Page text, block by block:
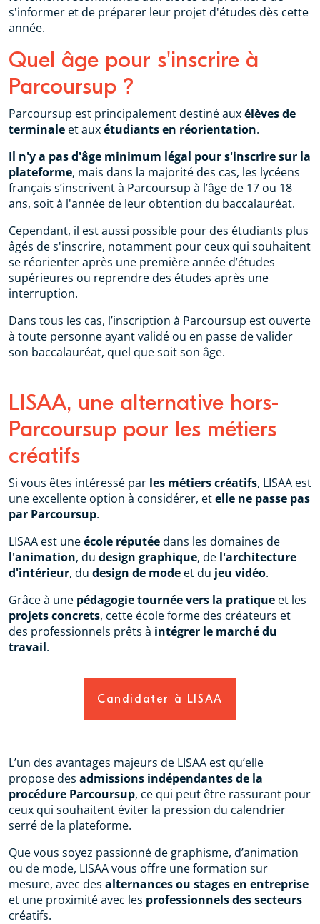
s'informer et de préparer leur projet d'études dès cette
année.
Quel âge pour s'inscrire à
Parcoursup ?
Parcoursup est principalement destiné auxélèves de
terminale et auxétudiants en réorientation.
Il n'y a pas d'âge minimum légal pour s'inscrire sur la
plateforme, mais dans la majorité des cas, les lycéens
français s’inscrivent à Parcoursup à l’âge de 17 ou 18
ans, soit à l'année de leur obtention du baccalauréat.
Cependant, il est aussi possible pour des étudiants plus
âgés de s'inscrire, notamment pour ceux qui souhaitent
se réorienter après une première année d’études
supérieures ou reprendre des études après une
interruption.
Dans tous les cas, l’inscription à Parcoursup est ouverte
à toute personne ayant validé ou en passe de valider
son baccalauréat, quel que soit son âge.
LISAA, une alternative hors-
Parcoursup pour les métiers
créatifs
Si vous êtes intéressé par les métiers créatifs, LISAA est
une excellente option à considérer, etelle ne passe pas
par Parcoursup.
LISAA est uneécole réputéedans les domaines de
l'animation, du design graphique, de l'architecture
d'intérieur, du design de mode et du jeu vidéo.
Grâce à une pédagogie tournée vers la pratique et les
projets concrets, cette école forme des créateurs et
des professionnels prêts à intégrer le marché du
travail.
Candidater à LISAA
L’un des avantages majeurs de LISAA est qu’elle
propose des admissions indépendantes de la
procédure Parcoursup, ce qui peut être rassurant pour
ceux qui souhaitent éviter la pression du calendrier
serré de la plateforme.
Que vous soyez passionné de graphisme, d’animation
ou de mode, LISAA vous offre une formation sur
mesure, avec des alternances ou stages en entreprise
et une proximité avec les professionnels des secteurs
créatifs.